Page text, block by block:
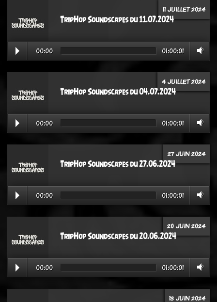
11 JUILLET 2024
TripHop Soundscapes du 11.07.2024
00:00 01:00:01
4 JUILLET 2024
TripHop Soundscapes du 04.07.2024
00:00 01:00:01
27 JUIN 2024
TripHop Soundscapes du 27.06.2024
00:00 01:00:01
20 JUIN 2024
TripHop Soundscapes du 20.06.2024
00:00 01:00:01
13 JUIN 2024